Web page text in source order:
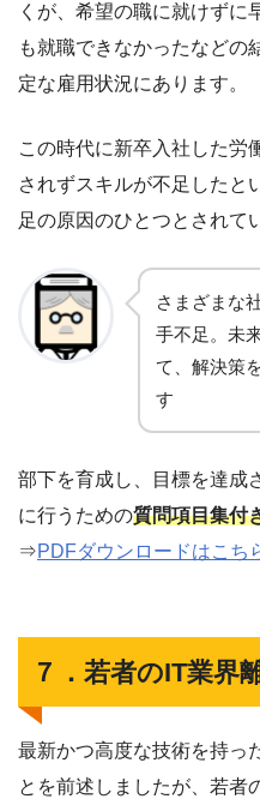
くが、希望の職に就けずに
も就職できなかったなどの
定な雇用状況にあります。
この時代に新卒入社した労
されずスキルが不足したと
足の原因のひとつとされて
さまざまな
手不足。未
て、解決策
す
部下を育成し、目標を達成
に行うための質問項目集付
⇒PDFダウンロードはこち
７．若者のIT業界
最新かつ高度な技術を持っ
とを前述しましたが、若者